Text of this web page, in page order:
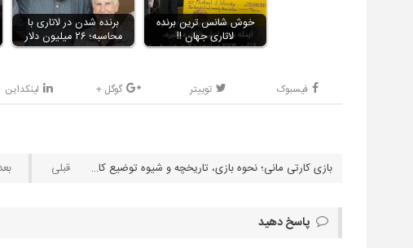
برنده شدن در لاتاری با
محاسبه؛ ۲۶ میلیون دلار
خوش شانس ترین برنده
لاتاری جهان !!
فیسبوک توییتر گوگل + لینکداین
بازی کارتی مانی؛ نحوه بازی، تاریخچه و شیوه توضیع کارت‌ها
پاسخ دهید